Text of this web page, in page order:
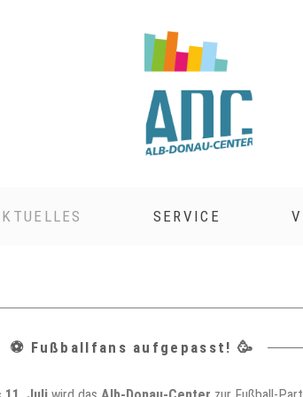
SERVICE
⚽️ Fußballfans aufgepasst! 🥳